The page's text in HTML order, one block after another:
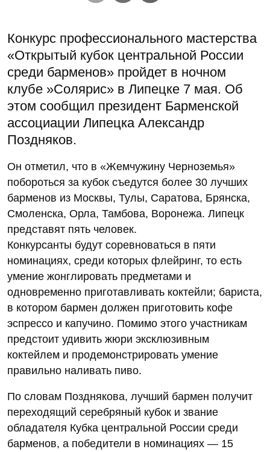
Конкурс профессионального мастерства
«Открытый кубок центральной России
среди барменов» пройдет в ночном
клубе »Солярис» в Липецке 7 мая. Об
этом сообщил президент Барменской
ассоциации Липецка Александр
Поздняков.
Он отметил, что в «Жемчужину Черноземья»
побороться за кубок съедутся более 30 лучших
барменов из Москвы, Тулы, Саратова, Брянска,
Смоленска, Орла, Тамбова, Воронежа. Липецк
представят пять человек.
Конкурсанты будут соревноваться в пяти
номинациях, среди которых флейринг, то есть
умение жонглировать предметами и
одновременно приготавливать коктейли; бариста,
в котором бармен должен приготовить кофе
эспрессо и капучино. Помимо этого участникам
предстоит удивить жюри эксклюзивным
коктейлем и продемонстрировать умение
правильно наливать пиво.
По словам Позднякова, лучший бармен получит
переходящий серебряный кубок и звание
обладателя Кубка центральной России среди
барменов, а победители в номинациях — 15